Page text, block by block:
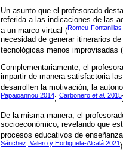
Un asunto que el profesorado
referida a las indicaciones de las
a un marco virtual (Romeu-Fontanillas
necesidad de generar itinerarios
tecnológicas menos improvisadas (
Complementariamente, el
impartir de manera satisfactoria
desarrollen la motivación, la
Papaioannou 2014; Carbonero et al. 2015
De la misma manera, el
socioeconómico, revelando que
procesos educativos de
Sánchez, Valero y Hortigüela-Alcalá 2021